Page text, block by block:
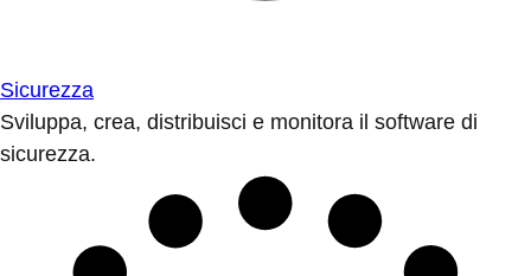
Sicurezza
Sviluppa, crea, distribuisci e monitora il software di
sicurezza.